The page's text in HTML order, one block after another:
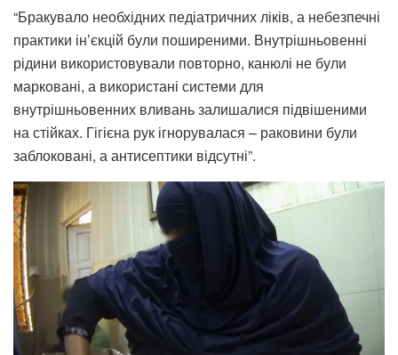
“Бракувало необхідних педіатричних ліків, а небезпечні
практики ін’єкцій були поширеними. Внутрішньовенні
рідини використовували повторно, канюлі не були
марковані, а використані системи для
внутрішньовенних вливань залишалися підвішеними
на стійках. Гігієна рук ігнорувалася – раковини були
заблоковані, а антисептики відсутні”.